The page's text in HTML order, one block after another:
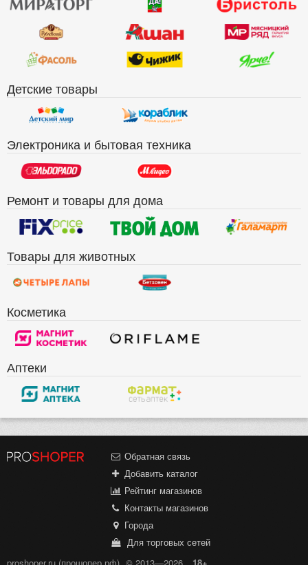
Детские товары
Электроника и бытовая техника
Ремонт и товары для дома
Товары для животных
Косметика
Аптеки
Обратная связь
Добавить каталог
Рейтинг магазинов
Контакты магазинов
Города
Для торговых сетей